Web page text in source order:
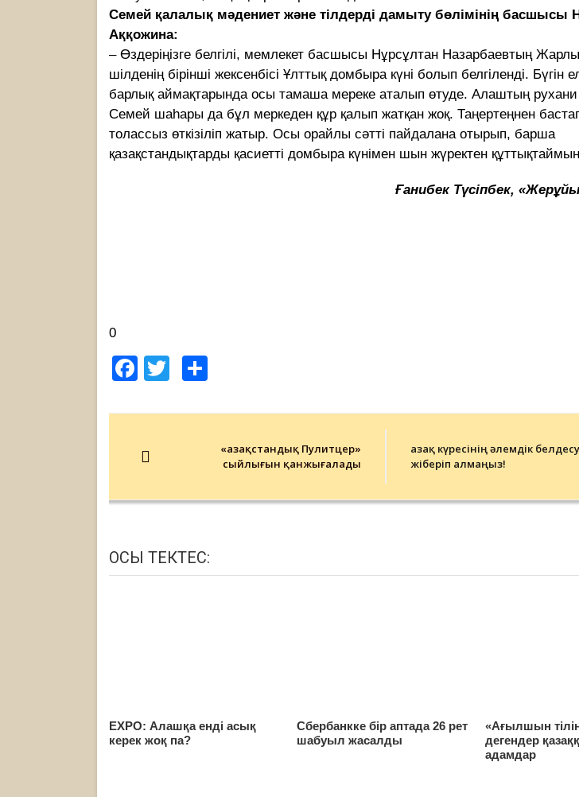
Семей қалалық мәдениет және тілдерді дамыту бөлімінің басшысы
Аққожина:
– Өздеріңізге белгілі, мемлекет басшысы Нұрсұлтан Назарбаевтың
шілденің бірінші жексенбісі Ұлттық домбыра күні болып белгіленді. Бүгін
барлық аймақтарында осы тамаша мереке аталып өтуде. Алаштың рухани
Семей шаһары да бұл меркеден құр қалып жатқан жоқ. Таңертеңнен
толассыз өткізіліп жатыр. Осы орайлы сәтті пайдалана отырып, барша
қазақстандықтарды қасиетті домбыра күнімен шын жүректен
Ғанибек Түсіпбек,
0
Facebook
Twitter
«Қазақстандық Пулитцер»
сыйлығын қанжығалады
Қазақ күресінің әлемдік
жіберіп алмаңыз!
ОСЫ ТЕКТЕС:
EXPO: Алашқа енді асық
керек жоқ па?
Сбербанкке бір аптада 26 рет
шабуыл жасалды
«Ағылшын
дегендер
адамдар